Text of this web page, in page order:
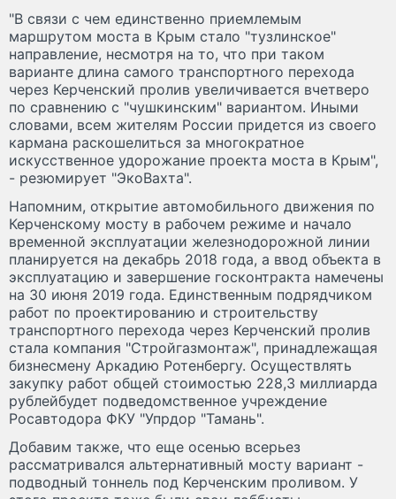
"В связи с чем единственно приемлемым
маршрутом моста в Крым стало "тузлинское"
направление, несмотря на то, что при таком
варианте длина самого транспортного перехода
через Керченский пролив увеличивается вчетверо
по сравнению с "чушкинским" вариантом. Иными
словами, всем жителям России придется из своего
кармана раскошелиться за многократное
искусственное удорожание проекта моста в Крым",
- резюмирует "ЭкоВахта".
Напомним, открытие автомобильного движения по
Керченскому мосту в рабочем режиме и начало
временной эксплуатации железнодорожной линии
планируется на декабрь 2018 года, а ввод объекта в
эксплуатацию и завершение госконтракта намечены
на 30 июня 2019 года. Единственным подрядчиком
работ по проектированию и строительству
транспортного перехода через Керченский пролив
стала компания "Стройгазмонтаж", принадлежащая
бизнесмену Аркадию Ротенбергу. Осуществлять
закупку работ общей стоимостью 228,3 миллиарда
рублейбудет подведомственное учреждение
Росавтодора ФКУ "Упрдор "Тамань".
Добавим также, что еще осенью всерьез
рассматривался альтернативный мосту вариант -
подводный тоннель под Керченским проливом. У